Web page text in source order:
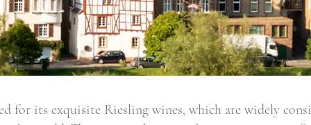
for its exquisite Riesling wines, which are widely